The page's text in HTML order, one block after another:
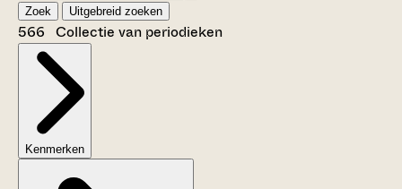
Zoek Uitgebreid zoeken
566 Collectie van periodieken
Kenmerken